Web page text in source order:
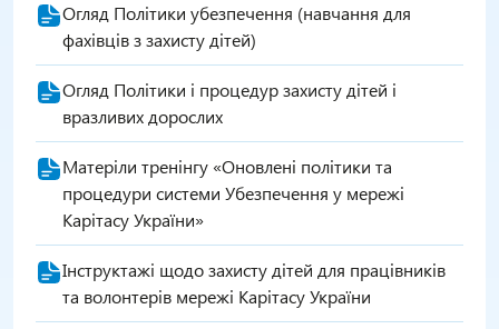
Огляд Політики убезпечення (навчання для
фахівців з захисту дітей)
Огляд Політики і процедур захисту дітей і
вразливих дорослих
Матеріли тренінгу «Оновлені політики та
процедури системи Убезпечення у мережі
Карітасу України»
Інструктажі щодо захисту дітей для працівників
та волонтерів мережі Карітасу України